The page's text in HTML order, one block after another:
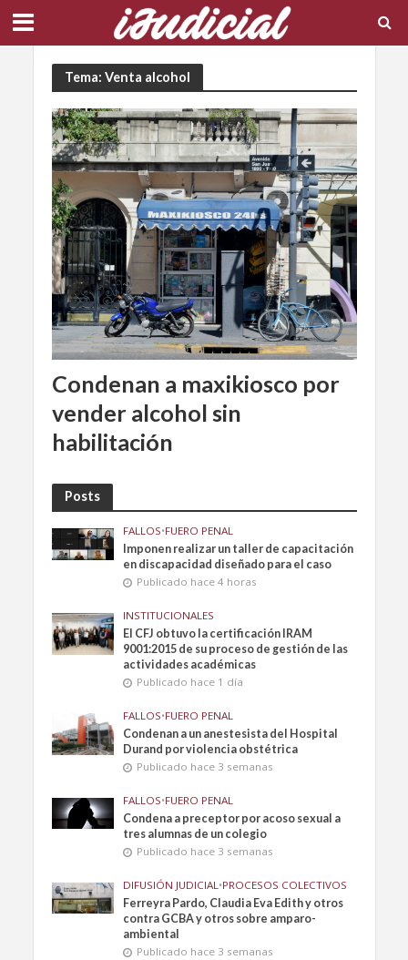
Tema: Venta alcohol
Condenan a maxikiosco por
vender alcohol sin
habilitación
Posts
FALLOS•FUERO PENAL
Imponen realizar un taller de capacitación
en discapacidad diseñado para el caso
Publicado hace 4 horas
INSTITUCIONALES
El CFJ obtuvo la certificación IRAM
9001:2015 de su proceso de gestión de las
actividades académicas
Publicado hace 1 día
FALLOS•FUERO PENAL
Condenan a un anestesista del Hospital
Durand por violencia obstétrica
Publicado hace 3 semanas
FALLOS•FUERO PENAL
Condena a preceptor por acoso sexual a
tres alumnas de un colegio
Publicado hace 3 semanas
DIFUSIÓN JUDICIAL•PROCESOS COLECTIVOS
Ferreyra Pardo, Claudia Eva Edith y otros
contra GCBA y otros sobre amparo-
ambiental
Publicado hace 3 semanas